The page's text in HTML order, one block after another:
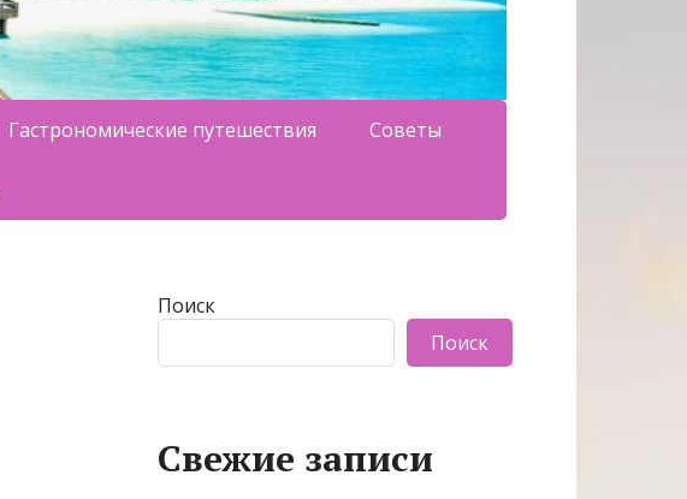
Гастрономические путешествия Советы
Поиск
Поиск
Свежие записи